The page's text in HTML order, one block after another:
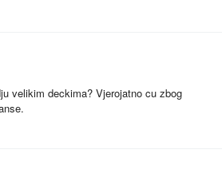
velikim deckima? Vjerojatno cu zbog